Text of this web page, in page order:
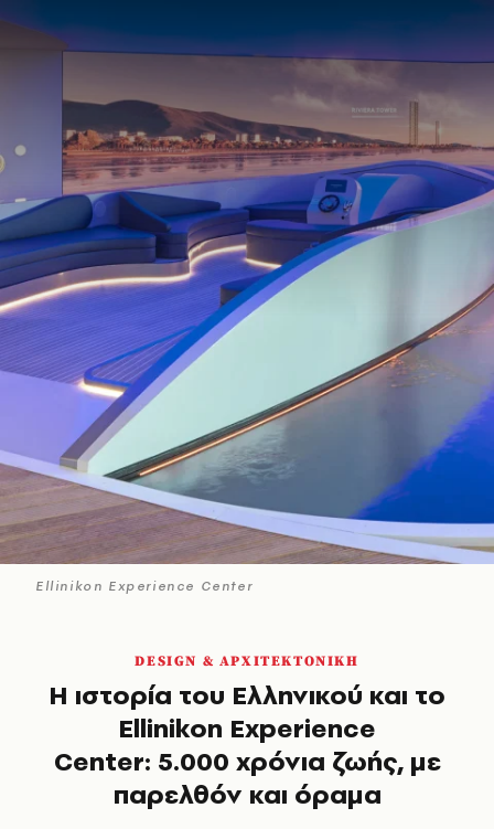
Ellinikon Experience Center
DESIGN & ΑΡΧΙΤΕΚΤΟΝΙΚΗ
Η ιστορία του Ελληνικού και το
Ellinikon Experience
Center: 5.000 χρόνια ζωής, με
παρελθόν και όραμα